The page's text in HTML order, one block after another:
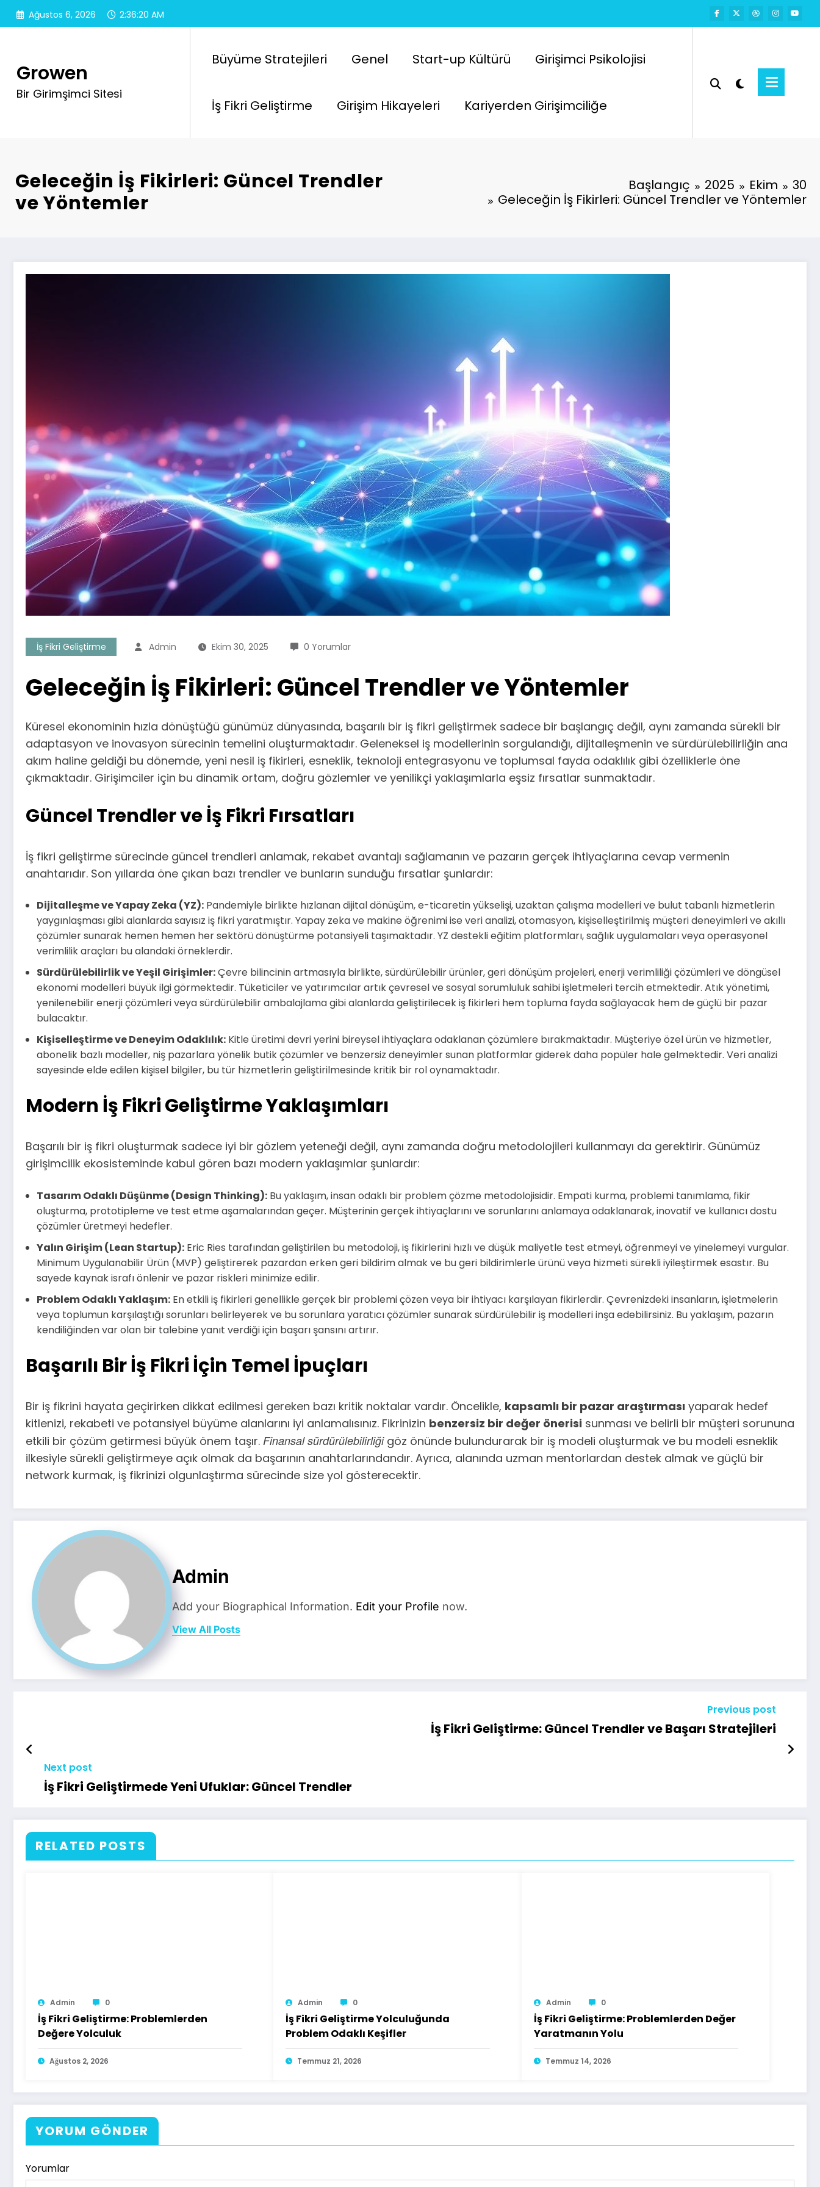
İçeriğe
atla
Ağustos 6, 2026 2:36:21 AM
Growen
Bir Girimşimci Sitesi
Büyüme Stratejileri Genel Start-up Kültürü Girişimci Psikolojisi
İş Fikri Geliştirme Girişim Hikayeleri Kariyerden Girişimciliğe
Geleceğin İş Fikirleri: Güncel Trendler
ve Yöntemler
Başlangıç 2025 Ekim
30
Geleceğin İş Fikirleri: Güncel Trendler ve Yöntemler
İş Fikri Geliştirme Admin Ekim 30, 2025 0 Yorumlar
Geleceğin İş Fikirleri: Güncel Trendler ve Yöntemler
Küresel ekonominin hızla dönüştüğü günümüz dünyasında, başarılı bir iş fikri geliştirmek sadece bir başlangıç değil, aynı zamanda sürekli bir
adaptasyon ve inovasyon sürecinin temelini oluşturmaktadır. Geleneksel iş modellerinin sorgulandığı, dijitalleşmenin ve sürdürülebilirliğin ana
akım haline geldiği bu dönemde, yeni nesil iş fikirleri, esneklik, teknoloji entegrasyonu ve toplumsal fayda odaklılık gibi özelliklerle öne
çıkmaktadır. Girişimciler için bu dinamik ortam, doğru gözlemler ve yenilikçi yaklaşımlarla eşsiz fırsatlar sunmaktadır.
Güncel Trendler ve İş Fikri Fırsatları
İş fikri geliştirme sürecinde güncel trendleri anlamak, rekabet avantajı sağlamanın ve pazarın gerçek ihtiyaçlarına cevap vermenin
anahtarıdır. Son yıllarda öne çıkan bazı trendler ve bunların sunduğu fırsatlar şunlardır:
Dijitalleşme ve Yapay Zeka (YZ): Pandemiyle birlikte hızlanan dijital dönüşüm, e-ticaretin yükselişi, uzaktan çalışma modelleri ve bulut tabanlı hizmetlerin
yaygınlaşması gibi alanlarda sayısız iş fikri yaratmıştır. Yapay zeka ve makine öğrenimi ise veri analizi, otomasyon, kişiselleştirilmiş müşteri deneyimleri ve akıllı
çözümler sunarak hemen hemen her sektörü dönüştürme potansiyeli taşımaktadır. YZ destekli eğitim platformları, sağlık uygulamaları veya operasyonel
verimlilik araçları bu alandaki örneklerdir.
Sürdürülebilirlik ve Yeşil Girişimler:Çevre bilincinin artmasıyla birlikte, sürdürülebilir ürünler, geri dönüşüm projeleri, enerji verimliliği çözümleri ve döngüsel
ekonomi modelleri büyük ilgi görmektedir. Tüketiciler ve yatırımcılar artık çevresel ve sosyal sorumluluk sahibi işletmeleri tercih etmektedir. Atık yönetimi,
yenilenebilir enerji çözümleri veya sürdürülebilir ambalajlama gibi alanlarda geliştirilecek iş fikirleri hem topluma fayda sağlayacak hem de güçlü bir pazar
bulacaktır.
Kişiselleştirme ve Deneyim Odaklılık: Kitle üretimi devri yerini bireysel ihtiyaçlara odaklanan çözümlere bırakmaktadır. Müşteriye özel ürün ve hizmetler,
abonelik bazlı modeller, niş pazarlara yönelik butik çözümler ve benzersiz deneyimler sunan platformlar giderek daha popüler hale gelmektedir. Veri analizi
sayesinde elde edilen kişisel bilgiler, bu tür hizmetlerin geliştirilmesinde kritik bir rol oynamaktadır.
Modern İş Fikri Geliştirme Yaklaşımları
Başarılı bir iş fikri oluşturmak sadece iyi bir gözlem yeteneği değil, aynı zamanda doğru metodolojileri kullanmayı da gerektirir. Günümüz
girişimcilik ekosisteminde kabul gören bazı modern yaklaşımlar şunlardır:
Tasarım Odaklı Düşünme (Design Thinking): Bu yaklaşım, insan odaklı bir problem çözme metodolojisidir. Empati kurma, problemi tanımlama, fikir
oluşturma, prototipleme ve test etme aşamalarından geçer. Müşterinin gerçek ihtiyaçlarını ve sorunlarını anlamaya odaklanarak, inovatif ve kullanıcı dostu
çözümler üretmeyi hedefler.
Yalın Girişim (Lean Startup): Eric Ries tarafından geliştirilen bu metodoloji, iş fikirlerini hızlı ve düşük maliyetle test etmeyi, öğrenmeyi ve yinelemeyi vurgular.
Minimum Uygulanabilir Ürün (MVP) geliştirerek pazardan erken geri bildirim almak ve bu geri bildirimlerle ürünü veya hizmeti sürekli iyileştirmek esastır. Bu
sayede kaynak israfı önlenir ve pazar riskleri minimize edilir.
Problem Odaklı Yaklaşım: En etkili iş fikirleri genellikle gerçek bir problemi çözen veya bir ihtiyacı karşılayan fikirlerdir. Çevrenizdeki insanların, işletmelerin
veya toplumun karşılaştığı sorunları belirleyerek ve bu sorunlara yaratıcı çözümler sunarak sürdürülebilir iş modelleri inşa edebilirsiniz. Bu yaklaşım, pazarın
kendiliğinden var olan bir talebine yanıt verdiği için başarı şansını artırır.
Başarılı Bir İş Fikri İçin Temel İpuçları
Bir iş fikrini hayata geçirirken dikkat edilmesi gereken bazı kritik noktalar vardır. Öncelikle, kapsamlı bir pazar araştırması yaparak hedef
kitlenizi, rekabeti ve potansiyel büyüme alanlarını iyi anlamalısınız. Fikrinizin benzersiz bir değer önerisi sunması ve belirli bir müşteri sorununa
etkili bir çözüm getirmesi büyük önem taşır. Finansal sürdürülebilirliğigöz önünde bulundurarak bir iş modeli oluşturmak ve bu modeli esneklik
ilkesiyle sürekli geliştirmeye açık olmak da başarının anahtarlarındandır. Ayrıca, alanında uzman mentorlardan destek almak ve güçlü bir
network kurmak, iş fikrinizi olgunlaştırma sürecinde size yol gösterecektir.
Admin
Add your Biographical Information. Edit your Profile now.
View All Posts
Previous post
İş Fikri Geliştirme: Güncel Trendler ve Başarı Stratejileri
Next post
İş Fikri Geliştirmede Yeni Ufuklar: Güncel Trendler
RELATED POSTS
Admin 0
İş Fikri Geliştirme: Problemlerden
Değere Yolculuk
Ağustos 2, 2026
Admin 0
İş Fikri Geliştirme Yolculuğunda
Problem Odaklı Keşifler
Temmuz 21, 2026
Admin 0
İş Fikri Geliştirme: Problemlerden Değer
Yaratmanın Yolu
Temmuz 14, 2026
YORUM GÖNDER
Yorumlar